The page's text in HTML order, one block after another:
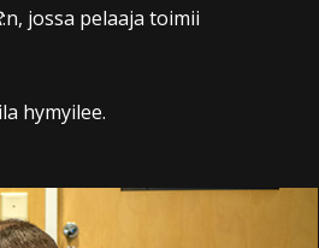
:n, jossa pelaaja toimii
hymyilee.